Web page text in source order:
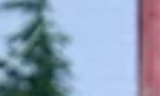
動や次世代育成にも取り組んでいます。 一
方、『ハードロックカフェ 横浜』は、音楽
や食を通じたエンターテインメントの提供
加え、多様な人々が集い交流できる場とし
て、横浜の魅力発信に貢献されています。
今回のパートナーシップは、「スポーツと
ンターテインメント」という異なる分野が
つ力を融合し、横浜という街に新たな価値